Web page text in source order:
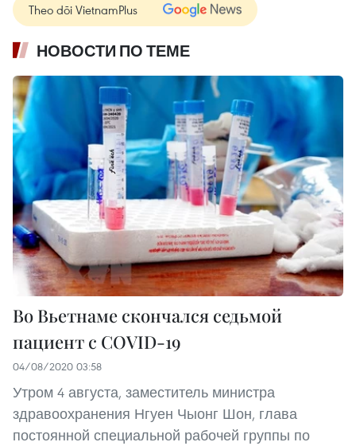
Theo dõi VietnamPlus
НОВОСТИ ПО ТЕМЕ
Во Вьетнаме скончался седьмой
пациент с COVID-19
04/08/2020 03:58
Утром 4 августа, заместитель министра
здравоохранения Нгуен Чыонг Шон, глава
постоянной специальной рабочей группы по